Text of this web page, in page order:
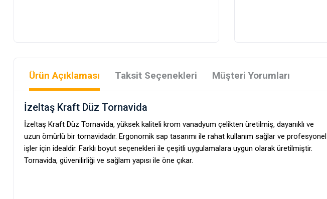
Ürün Açıklaması Taksit Seçenekleri Müşteri Yorumları
İzeltaş Kraft Düz Tornavida
İzeltaş Kraft Düz Tornavida, yüksek kaliteli krom vanadyum çelikten üretilmiş, dayanıklı ve
uzun ömürlü bir tornavidadır. Ergonomik sap tasarımı ile rahat kullanım sağlar ve profesyonel
işler için idealdir. Farklı boyut seçenekleri ile çeşitli uygulamalara uygun olarak üretilmiştir.
Tornavida, güvenilirliği ve sağlam yapısı ile öne çıkar.